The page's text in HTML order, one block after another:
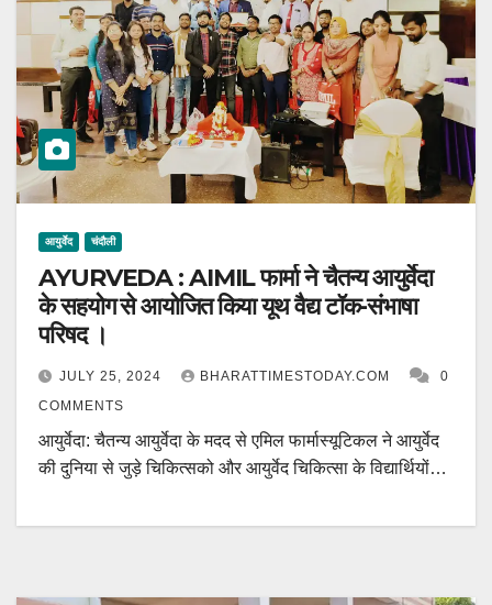
आयुर्वेद चंदौली
AYURVEDA : AIMIL फार्मा ने चैतन्य आयुर्वेदा
के सहयोग से आयोजित किया यूथ वैद्य टॉक-संभाषा
परिषद ।
JULY 25, 2024 BHARATTIMESTODAY.COM
0
COMMENTS
आयुर्वेदा: चैतन्य आयुर्वेदा के मदद से एमिल फार्मास्यूटिकल ने आयुर्वेद
की दुनिया से जुड़े चिकित्सको और आयुर्वेद चिकित्सा के विद्यार्थियों…